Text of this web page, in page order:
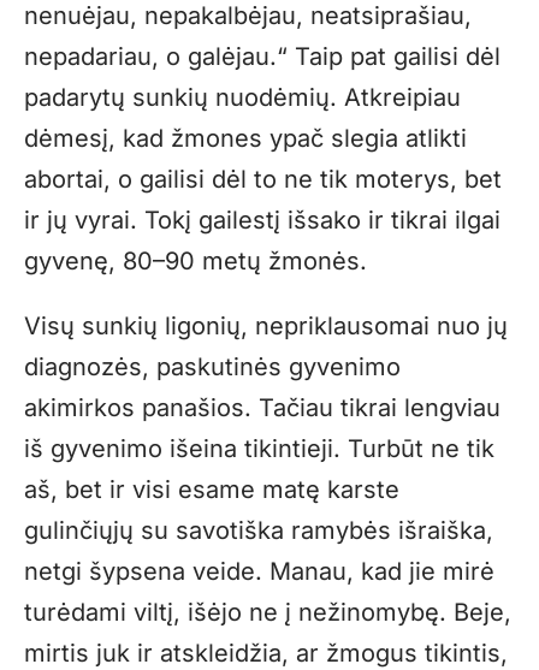
nenuėjau, nepakalbėjau, neatsiprašiau,
nepadariau, o galėjau.“ Taip pat gailisi dėl
padarytų sunkių nuodėmių. Atkreipiau
dėmesį, kad žmones ypač slegia atlikti
abortai, o gailisi dėl to ne tik moterys, bet
ir jų vyrai. Tokį gailestį išsako ir tikrai ilgai
gyvenę, 80–90 metų žmonės.
Visų sunkių ligonių, nepriklausomai nuo jų
diagnozės, paskutinės gyvenimo
akimirkos panašios. Tačiau tikrai lengviau
iš gyvenimo išeina tikintieji. Turbūt ne tik
aš, bet ir visi esame matę karste
gulinčiųjų su savotiška ramybės išraiška,
netgi šypsena veide. Manau, kad jie mirė
turėdami viltį, išėjo ne į nežinomybę. Beje,
mirtis juk ir atskleidžia, ar žmogus tikintis,